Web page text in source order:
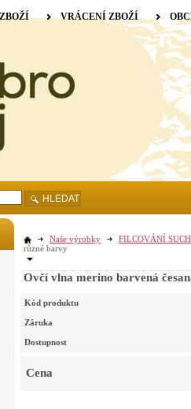
Naše výrobky
FILCOVÁNÍ
různé barvy
Ovčí vlna merino barvená
Kód produktu
Záruka
Dostupnost
Cena
VRÁCENÍ ZBOŽÍ
HLEDAT